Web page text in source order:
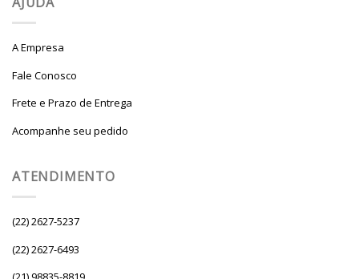
A Empresa
Fale Conosco
Frete e Prazo de Entrega
Acompanhe seu pedido
ATENDIMENTO
(22) 2627-5237
(22) 2627-6493